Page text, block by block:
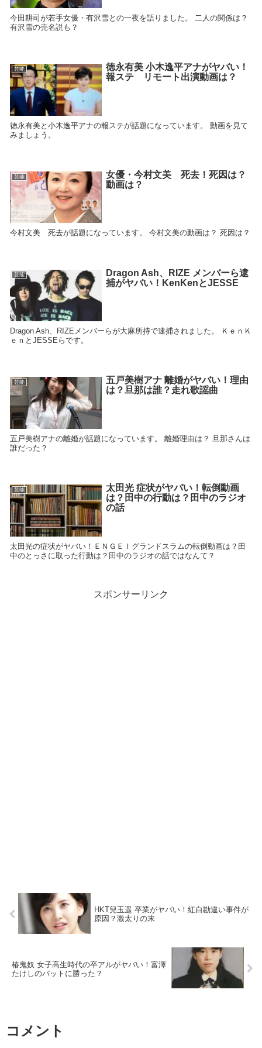
今田耕司が若手女優・有沢雪との一夜を語りました。 二人の関係は？
有沢雪の売名説も？
芸能
徳永有美 小木逸平アナがヤバい！
報ステ リモート出演動画は？
徳永有美と小木逸平アナの報ステが話題になっています。 動画を見て
みましょう。
芸能
女優・今村文美 死去！死因は？
動画は？
今村文美 死去が話題になっています。 今村文美の動画は？ 死因は？
芸能
Dragon Ash、RIZE メンバーら逮
捕がヤバい！KenKenとJESSE
Dragon Ash、RIZEメンバーらが大麻所持で逮捕されました。 ＫｅｎＫ
ｅｎとJESSEらです。
芸能
五戸美樹アナ 離婚がヤバい！理由
は？旦那は誰？走れ歌謡曲
五戸美樹アナの離婚が話題になっています。 離婚理由は？ 旦那さんは
誰だった？
芸能
太田光 症状がヤバい！転倒動画
は？田中の行動は？田中のラジオ
の話
太田光の症状がヤバい！ＥＮＧＥＩグランドスラムの転倒動画は？田
中のとっさに取った行動は？田中のラジオの話ではなんて？
スポンサーリンク
HKT兒玉遥 卒業がヤバい！紅白勘違い事件が
原因？激太りの末
椿鬼奴 女子高生時代の卒アルがヤバい！富澤
たけしのバットに勝った？
コメント